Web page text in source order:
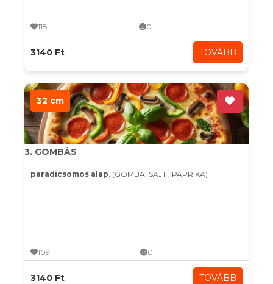
118 0
3140 Ft TOVÁBB
32 cm
3. GOMBÁS
paradicsomos alap, (GOMBA, SAJT , PAPRIKA)
109 0
3140 Ft TOVÁBB